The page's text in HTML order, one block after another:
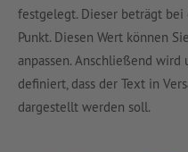
festgelegt. Dieser beträgt
Punkt. Diesen Wert können
anpassen. Anschließend wird
definiert, dass der Text in
dargestellt werden soll.